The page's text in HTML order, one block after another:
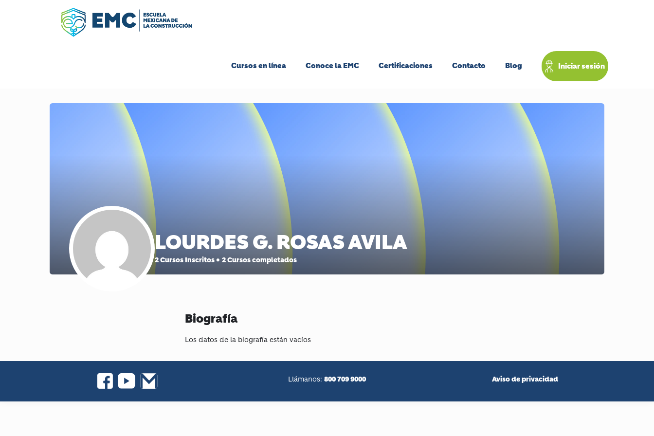
Cursos en línea Conoce la EMC Certificaciones Contacto Blog Iniciar sesión
LOURDES G. ROSAS AVILA
2Cursos Inscritos • 2Cursos completados
Biografía
Los datos de la biografía están vacíos
Llámanos: 800 709 9000 Aviso de privacidad